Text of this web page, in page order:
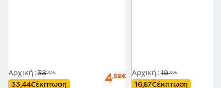
Αρχική : 38,43€
33,44€έκπτωση 4,99€ Αρχική : 19,86€
16,87€έκπτωση